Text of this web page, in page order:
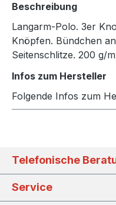
Beschreibung
Langarm-Polo. 3er
Knöpfen. Bündchen
Seitenschlitze. 200 g/
Infos zum Hersteller
Folgende Infos zum
Telefonische
Service